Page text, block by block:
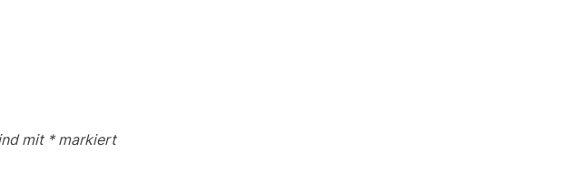
mit *markiert